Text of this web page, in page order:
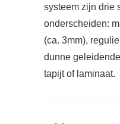
systeem zijn drie
onderscheiden:
(ca. 3mm),
dunne
tapijt of laminaat.